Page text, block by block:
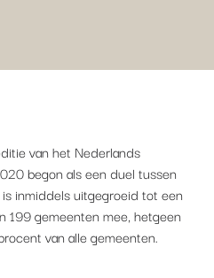
van het Nederlands
begon als een duel tussen
inmiddels uitgegroeid tot een
199 gemeenten mee, hetgeen
van alle gemeenten.